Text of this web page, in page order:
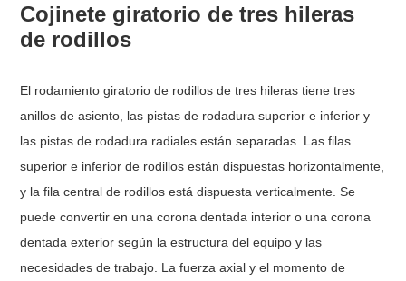
Cojinete giratorio de tres hileras
de rodillos
El rodamiento giratorio de rodillos de tres hileras tiene tres
anillos de asiento, las pistas de rodadura superior e inferior y
las pistas de rodadura radiales están separadas. Las filas
superior e inferior de rodillos están dispuestas horizontalmente,
y la fila central de rodillos está dispuesta verticalmente. Se
puede convertir en una corona dentada interior o una corona
dentada exterior según la estructura del equipo y las
necesidades de trabajo. La fuerza axial y el momento de